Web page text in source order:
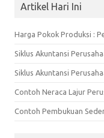
Artikel Hari Ini
Harga Pokok Produksi :
Siklus Akuntansi
Siklus Akuntansi
Contoh Neraca Lajur
Contoh Pembukuan